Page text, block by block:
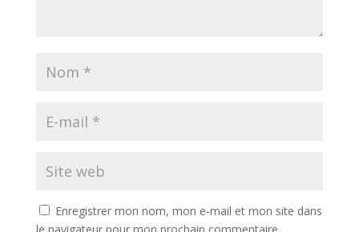
Enregistrer mon nom, mon e-mail et mon site dans